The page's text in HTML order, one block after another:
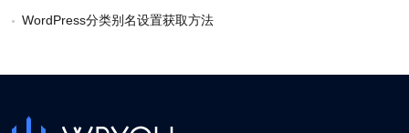
WordPress分类别名设置获取方法